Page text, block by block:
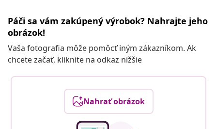
Páči sa vám zakúpený výrobok? Nahrajte jeho
obrázok!
Vaša fotografia môže pomôcť iným zákazníkom. Ak
chcete začať, kliknite na odkaz nižšie
Nahrať obrázok